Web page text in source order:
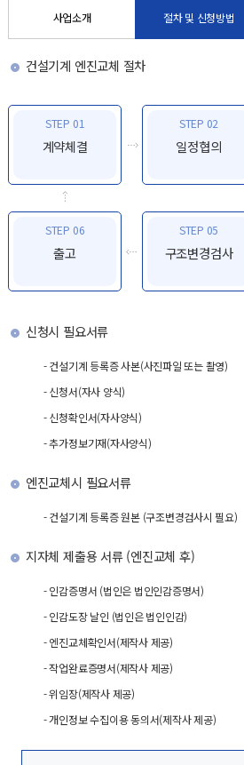
사업소개 절차 및 신청방법
건설기계 엔진교체 절차
STEP 01
계약체결
STEP 02
일정협의
STEP 05
구조변경검사
STEP 06
출고
신청시 필요서류
- 건설기계 등록증 사본(사진파일 또는 촬영)
- 신청서(자사 양식)
- 신청확인서(자사양식)
- 추가정보기재(자사양식)
엔진교체시 필요서류
- 건설기계 등록증 원본 (구조변경검사시 필요)
지자체 제출용 서류 (엔진교체 후)
- 인감증명서 (법인은 법인인감증명서)
- 인감도장 날인 (법인은 법인인감)
- 엔진교체확인서(제작사 제공)
- 작업완료증명서(제작사 제공)
- 위임장(제작사 제공)
- 개인정보 수집이용 동의서(제작사 제공)